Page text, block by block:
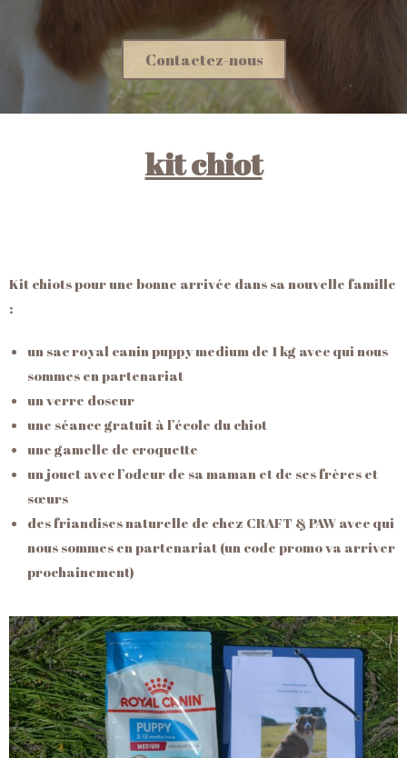
Contactez-nous
kit chiot
Kit chiots pour une bonne arrivée dans sa nouvelle famille
:
un sac royal canin puppy medium de 1 kg avec qui nous
sommes en partenariat
un verre doseur
une séance gratuit à l’école du chiot
une gamelle de croquette
un jouet avec l’odeur de sa maman et de ses frères et
sœurs
des friandises naturelle de chez CRAFT & PAW avec qui
nous sommes en partenariat (un code promo va arriver
prochainement)